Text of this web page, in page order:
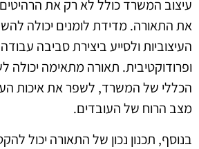
עיצוב המשרד כולל לא רק את
את התאורה. מדידת לומנים יכולה
העיצוביות ולסייע ביצירת סביבה
ופרודוקטיבית. תאורה מתאימה
הכללי של המשרד, לשפר את איכות
מצב הרוח של העובדים.
בנוסף, תכנון נכון של התאורה יכול